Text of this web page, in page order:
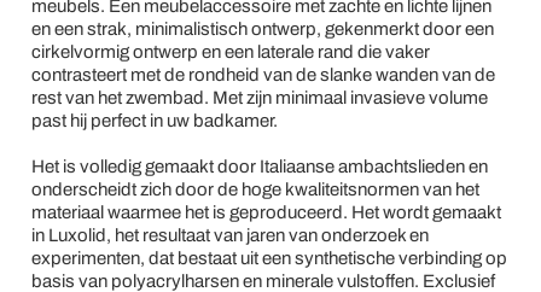
meubels. Een meubelaccessoire met zachte en lichte lijnen
en een strak, minimalistisch ontwerp, gekenmerkt door een
cirkelvormig ontwerp en een laterale rand die vaker
contrasteert met de rondheid van de slanke wanden van de
rest van het zwembad. Met zijn minimaal invasieve volume
past hij perfect in uw badkamer.
Het is volledig gemaakt door Italiaanse ambachtslieden en
onderscheidt zich door de hoge kwaliteitsnormen van het
materiaal waarmee het is geproduceerd. Het wordt gemaakt
in Luxolid, het resultaat van jaren van onderzoek en
experimenten, dat bestaat uit een synthetische verbinding op
basis van polyacrylharsen en minerale vulstoffen. Exclusief